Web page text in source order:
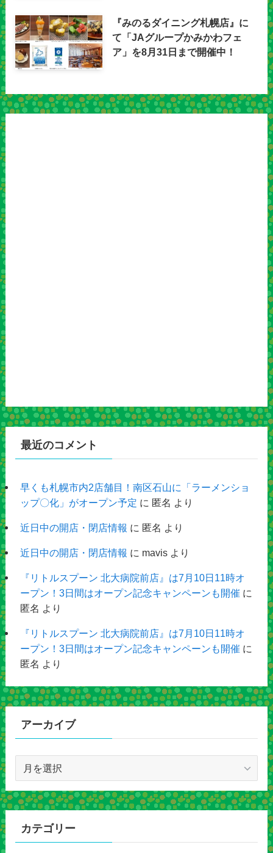
『みのるダイニング札幌店』に
て「JAグループかみかわフェ
ア」を8月31日まで開催中！
最近のコメント
早くも札幌市内2店舗目！南区石山に「ラーメンショ
ップ〇化」がオープン予定 に 匿名 より
近日中の開店・閉店情報 に 匿名 より
近日中の開店・閉店情報 に mavisより
『リトルスプーン 北大病院前店』は7月10日11時オ
ープン！3日間はオープン記念キャンペーンも開催 に
匿名 より
『リトルスプーン 北大病院前店』は7月10日11時オ
ープン！3日間はオープン記念キャンペーンも開催 に
匿名 より
アーカイブ
カ
イ
カテゴリー